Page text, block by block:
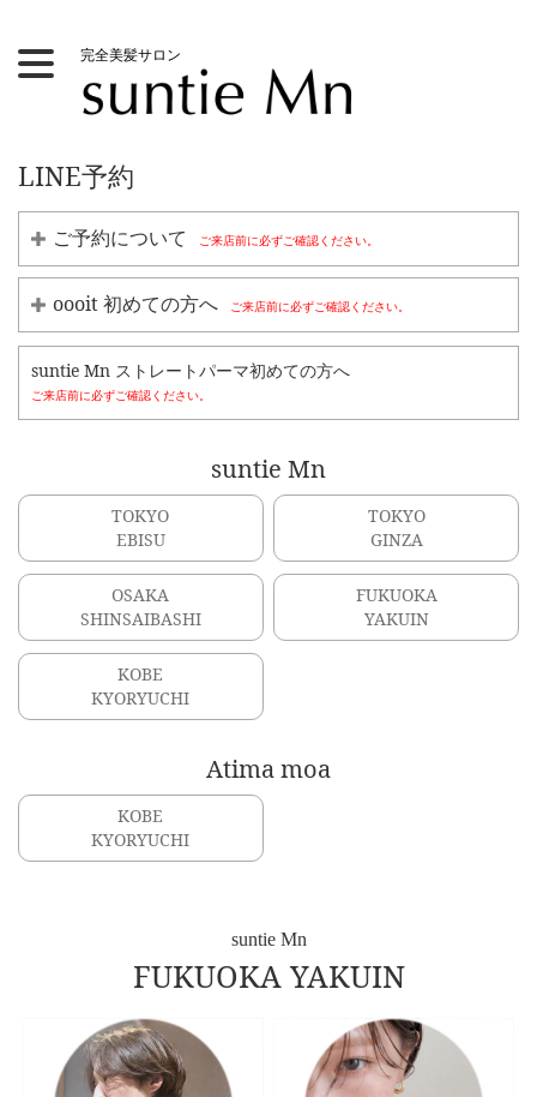
完全美髪サロン
Toggle
navigation
LINE予約
ご予約について ご来店前に必ずご確認ください。
oooit 初めての方へ ご来店前に必ずご確認ください。
suntie Mn ストレートパーマ初めての方へ
ご来店前に必ずご確認ください。
suntie Mn
TOKYO
EBISU
TOKYO
GINZA
OSAKA
SHINSAIBASHI
FUKUOKA
YAKUIN
KOBE
KYORYUCHI
Atima moa
KOBE
KYORYUCHI
suntie Mn
FUKUOKA YAKUIN